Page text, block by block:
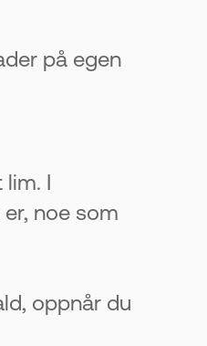
på egen
lim. I
noe som
oppnår du